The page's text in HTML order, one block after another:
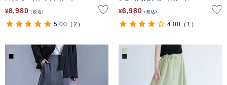
¥6,980 税込
5.00 （2）
¥6,980 税込
4.00 （1）